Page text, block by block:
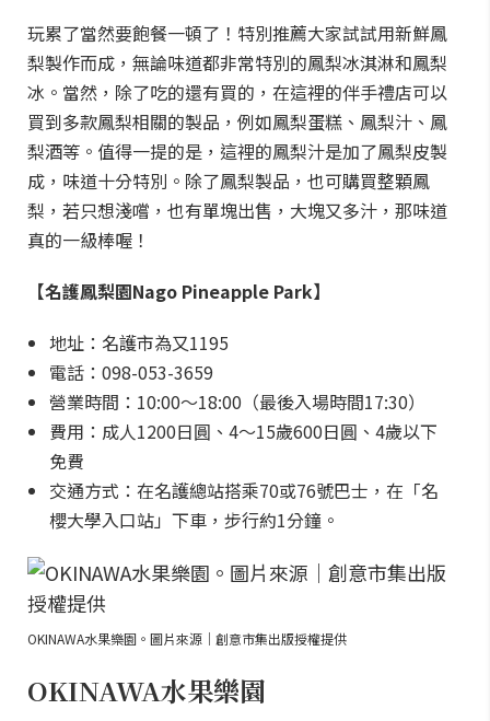
玩累了當然要飽餐一頓了！特別推薦大家試試用新鮮鳳
梨製作而成，無論味道都非常特別的鳳梨冰淇淋和鳳梨
冰。當然，除了吃的還有買的，在這裡的伴手禮店可以
買到多款鳳梨相關的製品，例如鳳梨蛋糕、鳳梨汁、鳳
梨酒等。值得一提的是，這裡的鳳梨汁是加了鳳梨皮製
成，味道十分特別。除了鳳梨製品，也可購買整顆鳳
梨，若只想淺嚐，也有單塊出售，大塊又多汁，那味道
真的一級棒喔！
【名護鳳梨園Nago Pineapple Park】
地址：名護市為又1195
電話：098-053-3659
營業時間：10:00～18:00（最後入場時間17:30）
費用：成人1200日圓、4～15歲600日圓、4歲以下
免費
交通方式：在名護總站搭乘70或76號巴士，在「名
櫻大學入口站」下車，步行約1分鐘。
OKINAWA水果樂園。圖片來源｜創意市集出版授權提供
OKINAWA水果樂園